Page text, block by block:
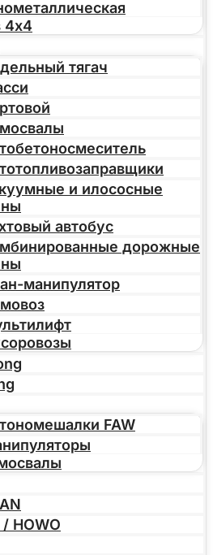
4х4
тягач
и илососные
автобус
дорожные
манипулятор
FAW
HOWO